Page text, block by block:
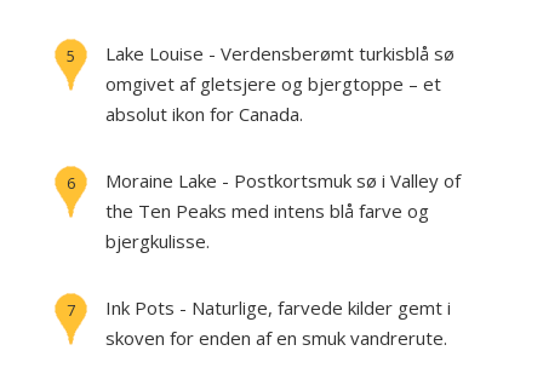
5
Lake Louise - Verdensberømt turkisblå sø
omgivet af gletsjere og bjergtoppe – et
absolut ikon for Canada.
6
Moraine Lake - Postkortsmuk sø i Valley of
the Ten Peaks med intens blå farve og
bjergkulisse.
7
Ink Pots - Naturlige, farvede kilder gemt i
skoven for enden af en smuk vandrerute.